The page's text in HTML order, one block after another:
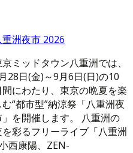
重洲夜市 2026
ミッドタウン八重洲では、
28日(金)～9月6日(日)の10
間にわたり、東京の晩夏を楽
む“都市型”納涼祭「八重洲夜
」を開催します。 八重洲の
を彩るフリーライブ「八重洲
西康陽、ZEN-